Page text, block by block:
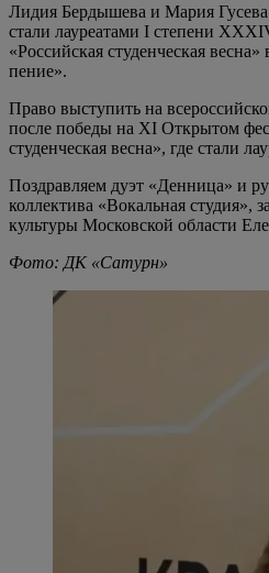
Лидия Бердышева и Мария
стали лауреатами I степени
«Российская студенческая
пение».
Право выступить на
после победы на XI Открытом
студенческая весна», где стали
Поздравляем дуэт «Денница» и
коллектива «Вокальная студия»,
культуры Московской области
Фото: ДК «Сатурн»